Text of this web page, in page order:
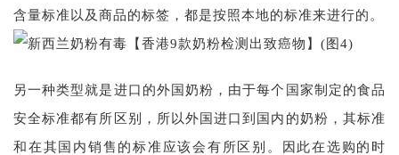
含量标准以及商品的标签，都是按照本地的标准来进行的。
另一种类型就是进口的外国奶粉，由于每个国家制定的食品
安全标准都有所区别，所以外国进口到国内的奶粉，其标准
和在其国内销售的标准应该会有所区别。因此在选购的时